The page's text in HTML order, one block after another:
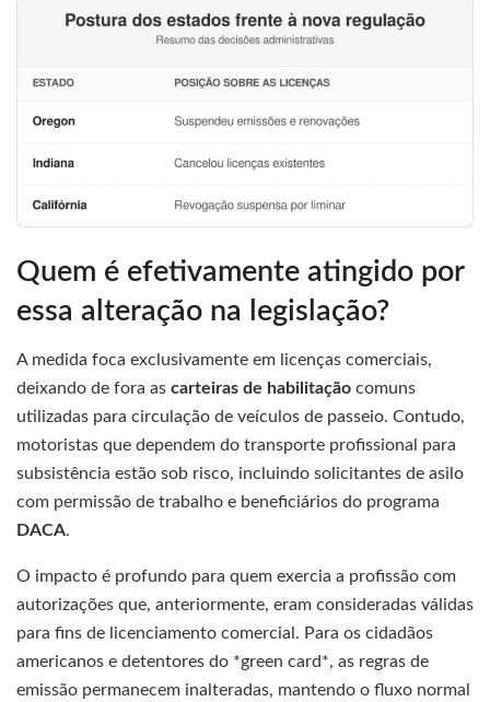
Quem é efetivamente atingido por
essa alteração na legislação?
A medida foca exclusivamente em licenças comerciais,
deixando de fora as carteiras de habilitação comuns
utilizadas para circulação de veículos de passeio. Contudo,
motoristas que dependem do transporte profissional para
subsistência estão sob risco, incluindo solicitantes de asilo
com permissão de trabalho e beneficiários do programa
DACA.
O impacto é profundo para quem exercia a profissão com
autorizações que, anteriormente, eram consideradas válidas
para fins de licenciamento comercial. Para os cidadãos
americanos e detentores do *green card*, as regras de
emissão permanecem inalteradas, mantendo o fluxo normal